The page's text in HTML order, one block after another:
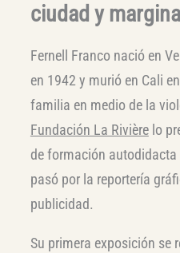
ciudad y
Fernell Franco nació en
en 1942 y murió en Cali
familia en medio de la
Fundación La Rivièrelo
de formación autodidacta
pasó por la reportería
publicidad.
Su primera exposición se